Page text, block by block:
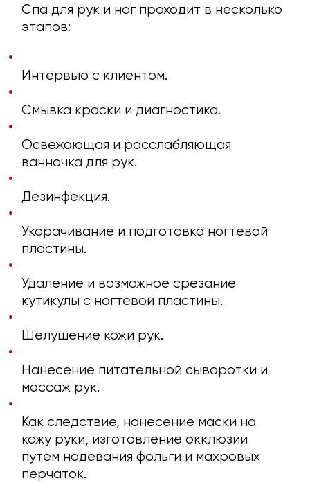
Спа для рук и ног проходит в несколько
этапов:
Интервью с клиентом.
Смывка краски и диагностика.
Освежающая и расслабляющая
ванночка для рук.
Дезинфекция.
Укорачивание и подготовка ногтевой
пластины.
Удаление и возможное срезание
кутикулы с ногтевой пластины.
Шелушение кожи рук.
Нанесение питательной сыворотки и
массаж рук.
Как следствие, нанесение маски на
кожу руки, изготовление окклюзии
путем надевания фольги и махровых
перчаток.